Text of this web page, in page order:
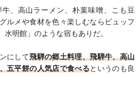
、高山ラーメン、朴葉味噌、こも豆
ルメや食材を色々楽しむならビュッフ
明館」のような宿もありだ。
にして飛騨の郷土料理、飛騨牛、高山
五平餅の人気店で食べるというのも良